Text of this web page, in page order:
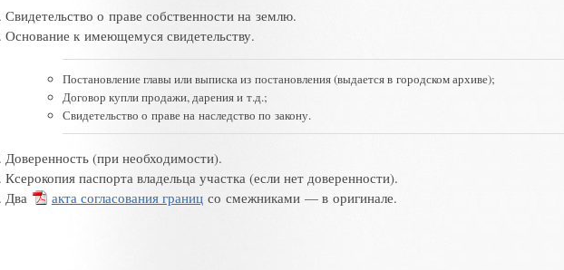
Свидетельство о праве собственности на землю.
Основание к имеющемуся свидетельству.
Постановление главы или выписка из постановления(выдается в городском архиве);
Договор купли продажи,дарения и т.д.;
Свидетельство о праве на наследство по закону.
Доверенность (при необходимости).
Ксерокопия паспорта владельца участка (если нет доверенности).
Два
акта согласования границ со смежниками— в оригинале.